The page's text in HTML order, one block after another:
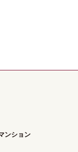
ンション